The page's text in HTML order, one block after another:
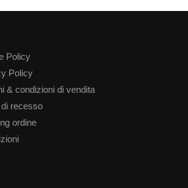
Policy
Policy
& condizioni di vendita
recesso
ordine